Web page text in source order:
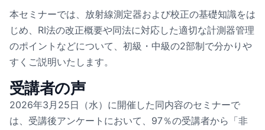
本セミナーでは、放射線測定器および校正の基礎知識をは
じめ、RI法の改正概要や同法に対応した適切な計測器管理
のポイントなどについて、初級・中級の2部制で分かりや
すくご説明いたします。
受講者の声
2026年3月25日（水）に開催した同内容のセミナーで
は、受講後アンケートにおいて、97％の受講者から「非